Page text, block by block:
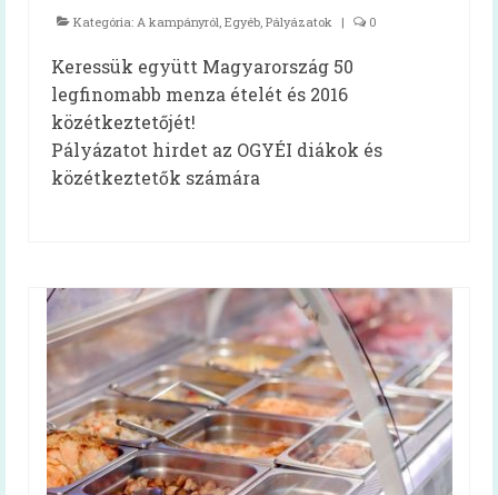
Kapcsolat
Egészséges táplálkozást ösztönző iskola
A programról
Egészséges táplálkozás otthon és az
iskolában (kiadvány)
Oktatási anyagok
Segédlet iskolai menzabizottság
felállításához
Oktatási anyagok
Kategória: A kampányról, Egyéb, Pályázatok | 0
Keressük együtt Magyarország 50
legfinomabb menza ételét és 2016
közétkeztetőjét!
Pályázatot hirdet az OGYÉI diákok és
közétkeztetők számára